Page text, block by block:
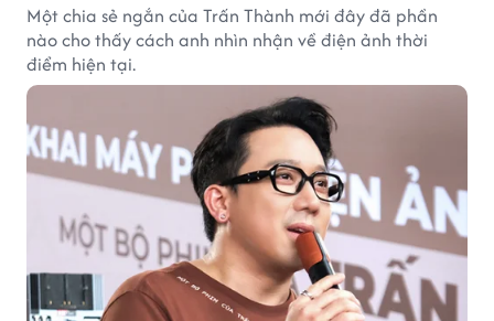
Một chia sẻ ngắn của Trấn Thành mới đây đã phần
nào cho thấy cách anh nhìn nhận về điện ảnh thời
điểm hiện tại.